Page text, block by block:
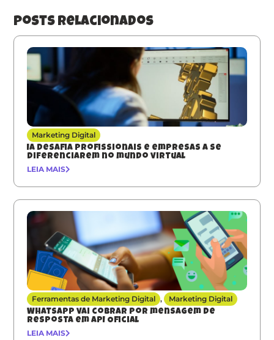
posts relacionados
Marketing Digital
IA desafia profissionais e empresas a se
diferenciarem no mundo virtual
LEIA MAIS
Ferramentas de Marketing Digital , Marketing Digital
Whatsapp vai cobrar por mensagem de
resposta em API Oficial
LEIA MAIS